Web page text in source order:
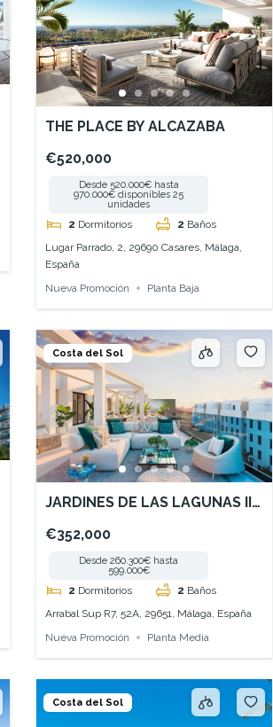
THE PLACE BY ALCAZABA
€520,000
Desde 520.000€ hasta
970.000€ disponibles 25
unidades
2 Dormitorios 2 Baños
Lugar Parrado, 2, 29690 Casares, Málaga,
España
Nueva Promoción
Planta Baja
Costa del Sol
JARDINES DE LAS LAGUNAS II
€352,000
Desde 260.300€ hasta
599.000€
2 Dormitorios 2 Baños
Arrabal Sup R7, 52A, 29651, Málaga, España
Nueva Promoción
Planta Media
Costa del Sol